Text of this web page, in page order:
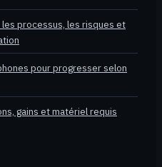
processus, les risques et
pour progresser selon
gains et matériel requis